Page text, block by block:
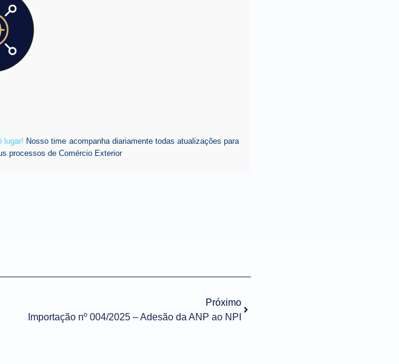
lugar! Nosso time acompanha diariamente todas atualizações para
processos de Comércio Exterior
Próximo
Importação nº 004/2025 – Adesão da ANP ao NPI